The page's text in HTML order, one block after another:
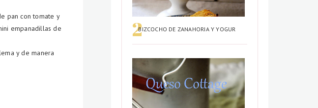
pan con tomate y
empanadillas de
y de manera
BIZCOCHO DE ZANAHORIA Y YOGUR